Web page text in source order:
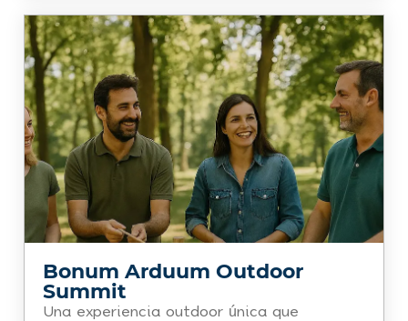
Bonum Arduum Outdoor
Summit
Una experiencia outdoor única que